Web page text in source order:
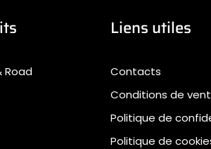
Road
Liens utiles
Contacts
Conditions de
Politique de
Politique de